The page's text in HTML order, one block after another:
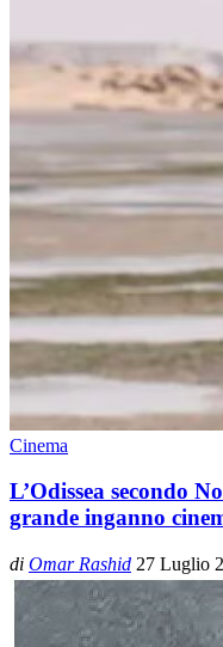
Cinema
L’Odissea secondo
grande inganno
di Omar Rashid 27 Luglio